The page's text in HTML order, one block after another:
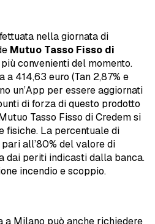
nella giornata di
Mutuo Tasso Fisso di
convenienti del momento.
a 414,63 euro (Tan 2,87% e
un’App per essere aggiornati
di forza di questo prodotto
Tasso Fisso di Credem si
fisiche. La percentuale di
all’80% del valore di
dai periti indicasti dalla banca.
incendio e scoppio.
a Milano può anche richiedere